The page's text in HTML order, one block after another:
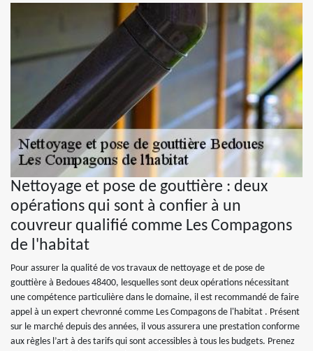
Nettoyage et pose de gouttière : deux
opérations qui sont à confier à un
couvreur qualifié comme Les Compagons
de l'habitat
Pour assurer la qualité de vos travaux de nettoyage et de pose de
gouttière à Bedoues 48400, lesquelles sont deux opérations nécessitant
une compétence particulière dans le domaine, il est recommandé de faire
appel à un expert chevronné comme Les Compagons de l'habitat . Présent
sur le marché depuis des années, il vous assurera une prestation conforme
aux règles l’art à des tarifs qui sont accessibles à tous les budgets. Prenez